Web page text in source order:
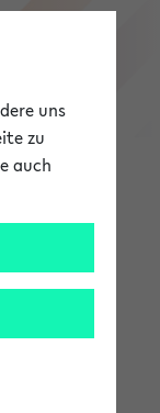
uns
zu
auch